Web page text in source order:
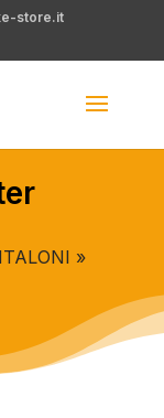
store.it
»